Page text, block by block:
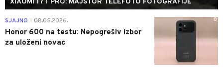
XIAOMI 17T PRO: MAJSTOR TELEFOTO FOTOGRAFIJE
0
SJAJNO 08.05.2026.
Honor 600 na testu: Nepogrešiv izbor
za uloženi novac